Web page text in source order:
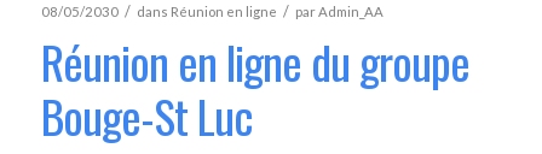
08/05/2030 / dans Réunion en ligne / parAdmin_AA
Réunion en ligne du groupe
Bouge-St Luc